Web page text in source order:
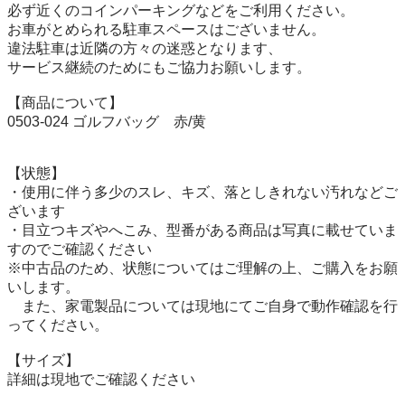
必ず近くのコインパーキングなどをご利用ください。
お車がとめられる駐車スペースはございません。
違法駐車は近隣の方々の迷惑となります、
サービス継続のためにもご協力お願いします。
【商品について】
0503-024 ゴルフバッグ　赤/黄
【状態】
・使用に伴う多少のスレ、キズ、落としきれない汚れなどご
ざいます
・目立つキズやへこみ、型番がある商品は写真に載せていま
すのでご確認ください
※中古品のため、状態についてはご理解の上、ご購入をお願
いします。
また、家電製品については現地にてご自身で動作確認を行
ってください。
【サイズ】
詳細は現地でご確認ください